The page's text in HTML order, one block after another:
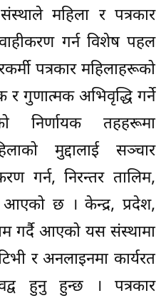
महिला र पत्रकार
गर्न विशेष पहल
पत्रकार महिलाहरूको
र गुणात्मक अभिवृद्धि गर्ने
निर्णायक तहहरूमा
मुद्दालाई सञ्चार
गर्न, निरन्तर तालिम,
आएको छ । केन्द्र, प्रदेश,
गर्दै आएको यस संस्थामा
र अनलाइनमा कार्यरत
हुनु हुन्छ । पत्रकार